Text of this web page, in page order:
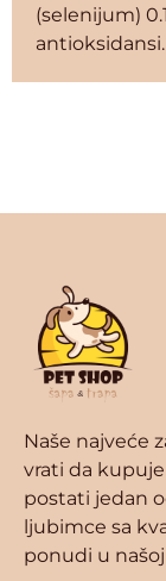
(selenijum)
Naše najveće
vrati da
postati jedan
ljubimce sa
ponudi u